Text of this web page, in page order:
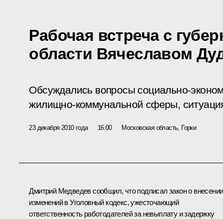
Рабочая встреча с
области Вячеславом
Обсуждались вопросы социально-
жилищно-коммунальной сферы,
23 декабря 2010 года 16:00 Московская область, Горки
Дмитрий Медведев сообщил, что подписал законо внесении
изменений в Уголовный кодекс, ужесточающий
ответственность работодателей за невыплату и задержку